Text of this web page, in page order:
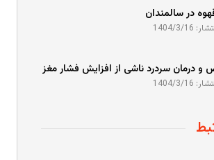
در سالمندان
3/16
درمان سردرد ناشی از افزایش فشار مغز
3/16